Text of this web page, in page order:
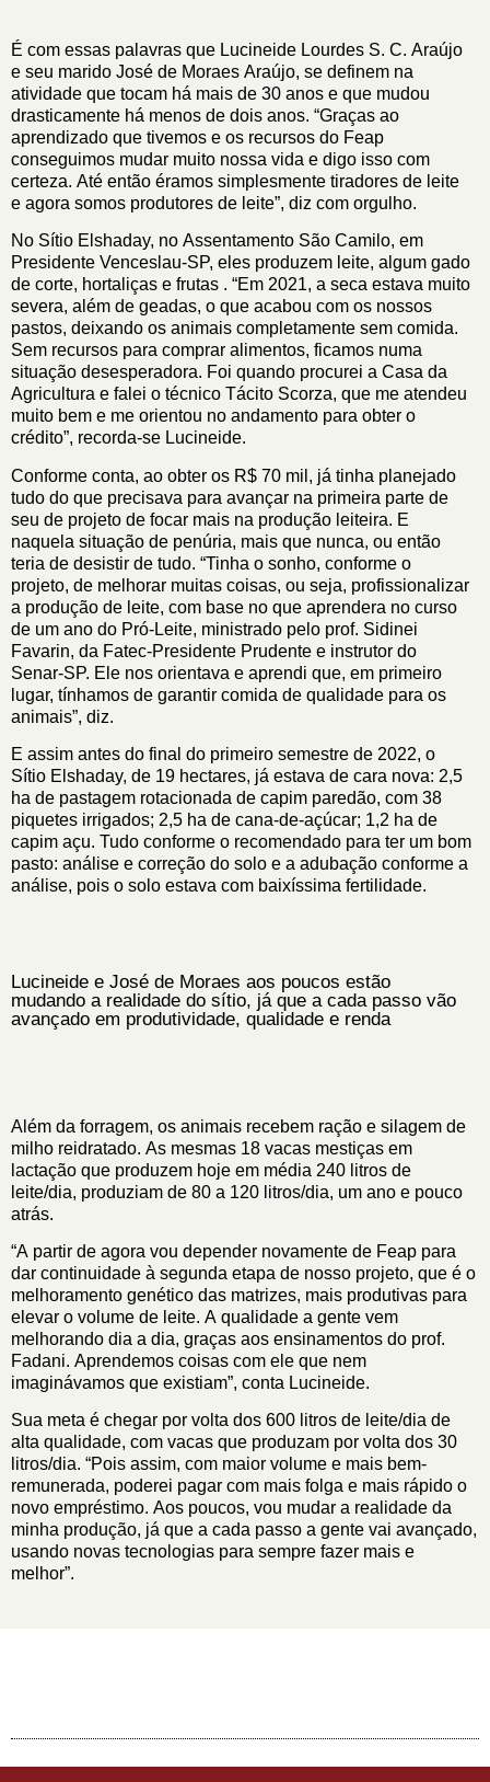
É com essas palavras que Lucineide Lourdes S. C. Araújo
e seu marido José de Moraes Araújo, se definem na
atividade que tocam há mais de 30 anos e que mudou
drasticamente há menos de dois anos. “Graças ao
aprendizado que tivemos e os recursos do Feap
conseguimos mudar muito nossa vida e digo isso com
certeza. Até então éramos simplesmente tiradores de leite
e agora somos produtores de leite”, diz com orgulho.
No Sítio Elshaday, no Assentamento São Camilo, em
Presidente Venceslau-SP, eles produzem leite, algum gado
de corte, hortaliças e frutas . “Em 2021, a seca estava muito
severa, além de geadas, o que acabou com os nossos
pastos, deixando os animais completamente sem comida.
Sem recursos para comprar alimentos, ficamos numa
situação desesperadora. Foi quando procurei a Casa da
Agricultura e falei o técnico Tácito Scorza, que me atendeu
muito bem e me orientou no andamento para obter o
crédito”, recorda-se Lucineide.
Conforme conta, ao obter os R$ 70 mil, já tinha planejado
tudo do que precisava para avançar na primeira parte de
seu de projeto de focar mais na produção leiteira. E
naquela situação de penúria, mais que nunca, ou então
teria de desistir de tudo. “Tinha o sonho, conforme o
projeto, de melhorar muitas coisas, ou seja, profissionalizar
a produção de leite, com base no que aprendera no curso
de um ano do Pró-Leite, ministrado pelo prof. Sidinei
Favarin, da Fatec-Presidente Prudente e instrutor do
Senar-SP. Ele nos orientava e aprendi que, em primeiro
lugar, tínhamos de garantir comida de qualidade para os
animais”, diz.
E assim antes do final do primeiro semestre de 2022, o
Sítio Elshaday, de 19 hectares, já estava de cara nova: 2,5
ha de pastagem rotacionada de capim paredão, com 38
piquetes irrigados; 2,5 ha de cana-de-açúcar; 1,2 ha de
capim açu. Tudo conforme o recomendado para ter um bom
pasto: análise e correção do solo e a adubação conforme a
análise, pois o solo estava com baixíssima fertilidade.
Lucineide e José de Moraes aos poucos estão
mudando a realidade do sítio, já que a cada passo vão
avançado em produtividade, qualidade e renda
Além da forragem, os animais recebem ração e silagem de
milho reidratado. As mesmas 18 vacas mestiças em
lactação que produzem hoje em média 240 litros de
leite/dia, produziam de 80 a 120 litros/dia, um ano e pouco
atrás.
“A partir de agora vou depender novamente de Feap para
dar continuidade à segunda etapa de nosso projeto, que é o
melhoramento genético das matrizes, mais produtivas para
elevar o volume de leite. A qualidade a gente vem
melhorando dia a dia, graças aos ensinamentos do prof.
Fadani. Aprendemos coisas com ele que nem
imaginávamos que existiam”, conta Lucineide.
Sua meta é chegar por volta dos 600 litros de leite/dia de
alta qualidade, com vacas que produzam por volta dos 30
litros/dia. “Pois assim, com maior volume e mais bem-
remunerada, poderei pagar com mais folga e mais rápido o
novo empréstimo. Aos poucos, vou mudar a realidade da
minha produção, já que a cada passo a gente vai avançado,
usando novas tecnologias para sempre fazer mais e
melhor”.